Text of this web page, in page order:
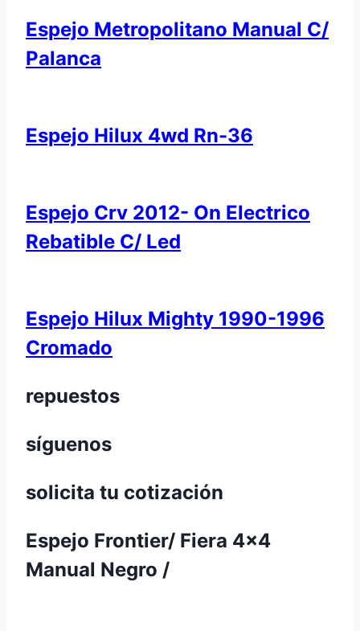
Espejo Metropolitano Manual C/
Palanca
Espejo Hilux 4wd Rn-36
Espejo Crv 2012- On Electrico
Rebatible C/ Led
Espejo Hilux Mighty 1990-1996
Cromado
repuestos
síguenos
solicita tu cotización
Espejo Frontier/ Fiera 4×4
Manual Negro /